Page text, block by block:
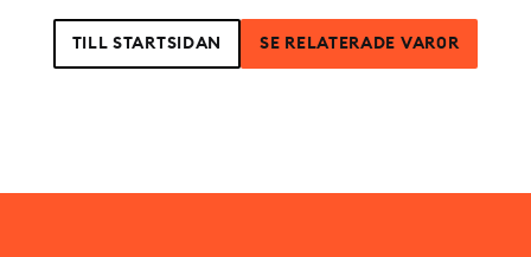
TILL STARTSIDAN SE RELATERADE VAR0R